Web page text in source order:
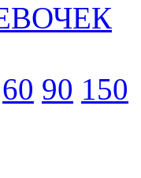
60 90 150